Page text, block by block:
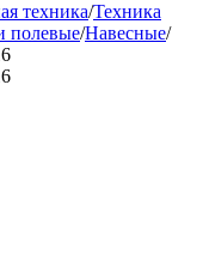
техника/Техника
полевые/Навесные/